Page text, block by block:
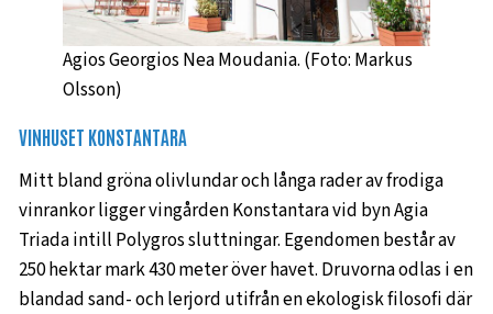
Agios Georgios Nea Moudania. (Foto: Markus
Olsson)
VINHUSET KONSTANTARA
Mitt bland gröna olivlundar och långa rader av frodiga
vinrankor ligger vingården Konstantara vid byn Agia
Triada intill Polygros sluttningar. Egendomen består av
250 hektar mark 430 meter över havet. Druvorna odlas i en
blandad sand- och lerjord utifrån en ekologisk filosofi där